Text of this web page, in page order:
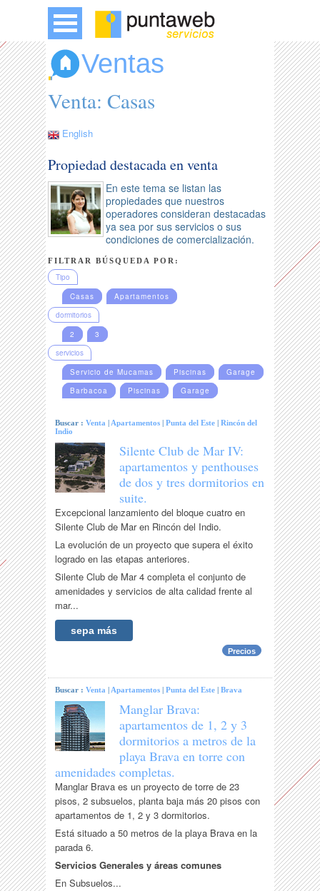
Ventas
Venta: Casas
English
Propiedad destacada en venta
En este tema se listan las
propiedades que nuestros
operadores consideran destacadas
ya sea por sus servicios o sus
condiciones de comercialización.
FILTRAR BÚSQUEDA POR:
Tipo
Casas
Apartamentos
dormitorios
2
3
servicios
Servicio de Mucamas
Piscinas
Garage
Barbacoa
Piscinas Garage
Buscar :Venta |Apartamentos |Punta del Este |Rincón del
Indio
Silente Club de Mar IV:
apartamentos y penthouses
de dos y tres dormitorios en
suite.
Excepcional lanzamiento del bloque cuatro en
Silente Club de Mar en Rincón del Indio.
La evolución de un proyecto que supera el éxito
logrado en las etapas anteriores.
Silente Club de Mar 4 completa el conjunto de
amenidades y servicios de alta calidad frente al
mar...
sepa más
Precios
Buscar :Venta |Apartamentos |Punta del Este |Brava
Manglar Brava:
apartamentos de 1, 2 y 3
dormitorios a metros de la
playa Brava en torre con
amenidades completas.
Manglar Brava es un proyecto de torre de 23
pisos, 2 subsuelos, planta baja más 20 pisos con
apartamentos de 1, 2 y 3 dormitorios.
Está situado a 50 metros de la playa Brava en la
parada 6.
Servicios Generales y áreas comunes
En Subsuelos...